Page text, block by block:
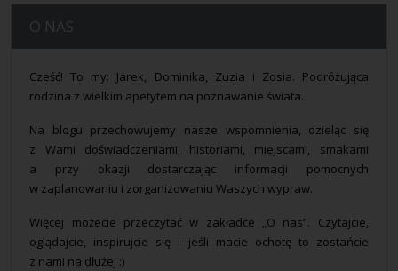
O NAS
Cześć! To my: Jarek, Dominika, Zuzia i Zosia. Podróżująca
rodzina z wielkim apetytem na poznawanie świata.
Na blogu przechowujemy nasze wspomnienia, dzieląc się
z Wami doświadczeniami, historiami, miejscami, smakami
a przy okazji dostarczając informacji pomocnych
w zaplanowaniu i zorganizowaniu Waszych wypraw.
Więcej możecie przeczytać w zakładce „O nas”. Czytajcie,
oglądajcie, inspirujcie się i jeśli macie ochotę to zostańcie
z nami na dłużej :)